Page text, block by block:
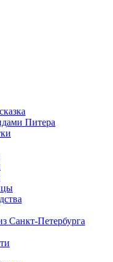
Питера
Санкт-Петербурга